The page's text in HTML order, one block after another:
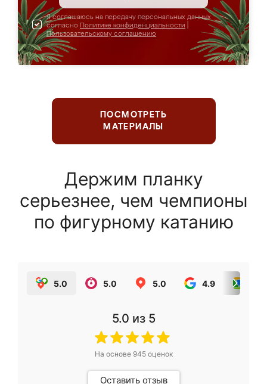
Я соглашаюсь на передачу персональных данных
согласно Политике конфиденциальности
Пользовательскому соглашению
ПОСМОТРЕТЬ
МАТЕРИАЛЫ
Держим планку
серьезнее, чем чемпионы
по фигурному катанию
5.0 5.0 5.0 4.9
5.0 из 5
На основе 945оценок
Оставить отзыв